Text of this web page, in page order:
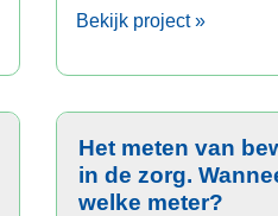
Bekijk project »
Het meten van
in de zorg.
welke meter?